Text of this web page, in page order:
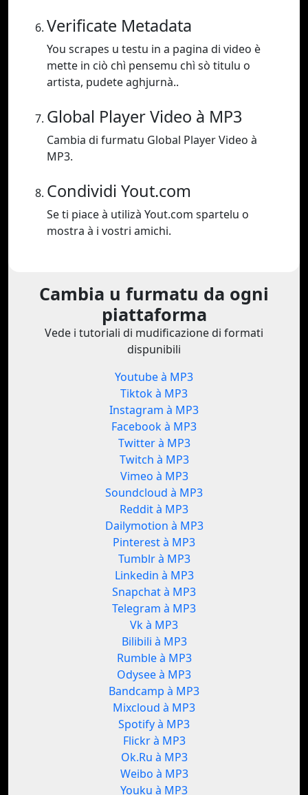
Verificate Metadata
You scrapes u testu in a pagina di video è
mette in ciò chì pensemu chì sò titulu o
artista, pudete aghjurnà..
Global Player Video à MP3
Cambia di furmatu Global Player Video à
MP3.
Condividi Yout.com
Se ti piace à utilizà Yout.com spartelu o
mostra à i vostri amichi.
Cambia u furmatu da ogni
piattaforma
Vede i tutoriali di mudificazione di formati
dispunibili
Youtube à MP3
Tiktok à MP3
Instagram à MP3
Facebook à MP3
Twitter à MP3
Twitch à MP3
Vimeo à MP3
Soundcloud à MP3
Reddit à MP3
Dailymotion à MP3
Pinterest à MP3
Tumblr à MP3
Linkedin à MP3
Snapchat à MP3
Telegram à MP3
Vk à MP3
Bilibili à MP3
Rumble à MP3
Odysee à MP3
Bandcamp à MP3
Mixcloud à MP3
Spotify à MP3
Flickr à MP3
Ok.Ru à MP3
Weibo à MP3
Youku à MP3